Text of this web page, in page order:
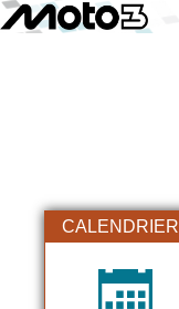
CALENDRIER